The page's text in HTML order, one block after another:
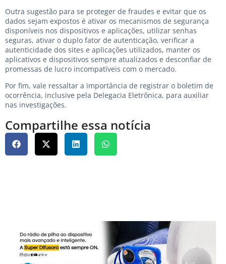
Outra sugestão para se proteger de fraudes e evitar que os
dados sejam expostos é ativar os mecanismos de segurança
disponíveis nos dispositivos e aplicações, utilizar senhas
seguras, ativar o duplo fator de autenticação, verificar a
autenticidade dos sites e aplicações utilizados, manter os
aplicativos e dispositivos sempre atualizados e desconfiar de
promessas de lucro incompatíveis com o mercado.
Por fim, vale ressaltar a importância de registrar o boletim de
ocorrência, inclusive pela Delegacia Eletrônica, para auxiliar
nas investigações.
Compartilhe essa notícia